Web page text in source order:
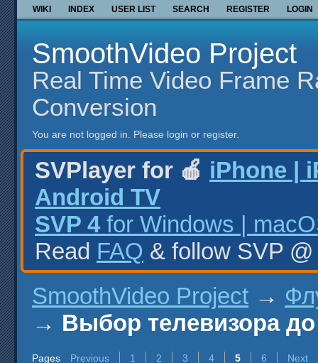
WIKI INDEX USER LIST SEARCH REGISTER LOGIN
SmoothVideo Project
Real Time Video Frame
Conversion
You are not logged in. Please login or register.
SVPlayer for 🍎 iPhone |
Android TV
SVP 4 for Windows |
Read FAQ & follow SVP
SmoothVideo Project →
→ Выбор телевизора
Pages Previous 1 2 3 4 5 6 Next